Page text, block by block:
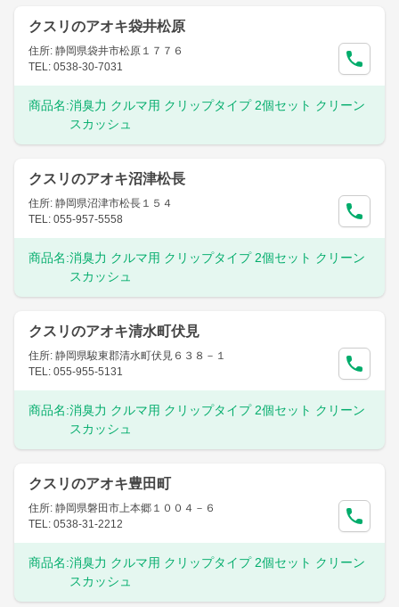
クスリのアオキ袋井松原
住所: 静岡県袋井市松原１７７６
TEL: 0538-30-7031
商品名:消臭力 クルマ用 クリップタイプ 2個セット クリーン
スカッシュ
クスリのアオキ沼津松長
住所: 静岡県沼津市松長１５４
TEL: 055-957-5558
商品名:消臭力 クルマ用 クリップタイプ 2個セット クリーン
スカッシュ
クスリのアオキ清水町伏見
住所: 静岡県駿東郡清水町伏見６３８－１
TEL: 055-955-5131
商品名:消臭力 クルマ用 クリップタイプ 2個セット クリーン
スカッシュ
クスリのアオキ豊田町
住所: 静岡県磐田市上本郷１００４－６
TEL: 0538-31-2212
商品名:消臭力 クルマ用 クリップタイプ 2個セット クリーン
スカッシュ